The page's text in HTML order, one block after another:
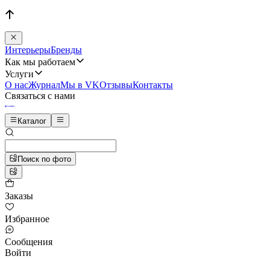
ИнтерьерыБренды
Как мы работаем
Услуги
О насЖурналМы в VKОтзывыКонтакты
Связаться с нами
Каталог
Поиск по фото
Заказы
Избранное
Сообщения
Войти